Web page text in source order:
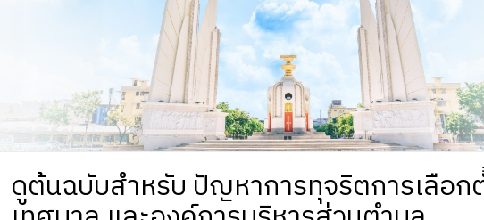
ดูต้นฉบับสำหรับ ปัญหาการทุจริตการเลือก